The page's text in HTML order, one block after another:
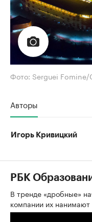
Фото: Serguei Fomine/
Авторы
Игорь Кривицкий
РБК
В тренде «дробные»
компании их нанимают